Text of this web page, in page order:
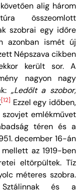
alig három
összeomlott
szobrai egy időre
azonban ismét új
Népszava cikben
került sor. A
nagyon nagy
„Ledőlt a szobor,
[12] Ezzel egy időben,
emlékművet
téren és a
december 16-án
az 1919-ben
eltörpültek. Tíz
méteres szobra.
és a